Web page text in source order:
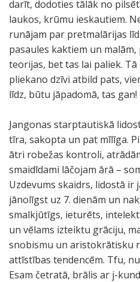
darīt, dodoties tālāk no
laukos, krūmu ieskautiem.
runājam par pretmalārijas
pasaules kaktiem un
teorijas, bet tas lai paliek.
pliekano dzīvi atbild pats,
līdz, būtu jāpadomā, tas gan!
Jangonas starptautiskā
tīra, sakopta un pat mīlīga.
ātri robežas kontroli,
smaidīdami lāčojam ārā –
Uzdevums skaidrs, lidostā ir
jānolīgst uz 7. dienām un
smalkjūtīgs, ieturēts,
un vēlams izteiktu grāciju,
snobismu un aristokrātisku
attīstības tendencēm. Tfu,
Esam četratā, brālis ar j-